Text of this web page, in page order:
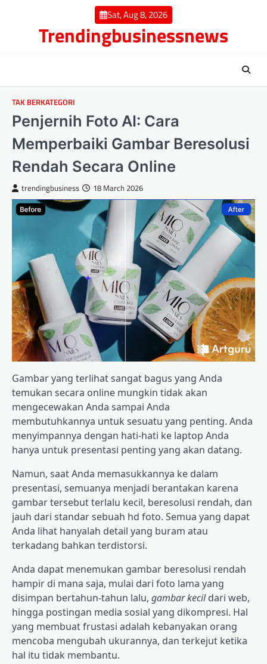
Sat, Aug 8, 2026
Trendingbusinessnews
TAK BERKATEGORI
Penjernih Foto AI: Cara
Memperbaiki Gambar Beresolusi
Rendah Secara Online
trendingbusiness 18 March 2026
Gambar yang terlihat sangat bagus yang Anda
temukan secara online mungkin tidak akan
mengecewakan Anda sampai Anda
membutuhkannya untuk sesuatu yang penting. Anda
menyimpannya dengan hati-hati ke laptop Anda
hanya untuk presentasi penting yang akan datang.
Namun, saat Anda memasukkannya ke dalam
presentasi, semuanya menjadi berantakan karena
gambar tersebut terlalu kecil, beresolusi rendah, dan
jauh dari standar sebuah hd foto. Semua yang dapat
Anda lihat hanyalah detail yang buram atau
terkadang bahkan terdistorsi.
Anda dapat menemukan gambar beresolusi rendah
hampir di mana saja, mulai dari foto lama yang
disimpan bertahun-tahun lalu, gambar kecildari web,
hingga postingan media sosial yang dikompresi. Hal
yang membuat frustasi adalah kebanyakan orang
mencoba mengubah ukurannya, dan terkejut ketika
hal itu tidak membantu.